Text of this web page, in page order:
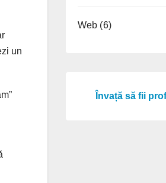
un
Web (6)
Învață să fii